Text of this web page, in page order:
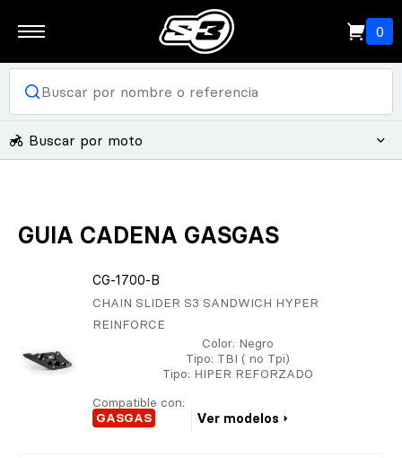
0
Buscar por moto
GUIA CADENA GASGAS
CG-1700-B
CHAIN SLIDER S3 SANDWICH HYPER
REINFORCE
Color: Negro
Tipo: TBI ( no Tpi)
Tipo: HIPER REFORZADO
Compatible con:
GASGAS
Ver modelos